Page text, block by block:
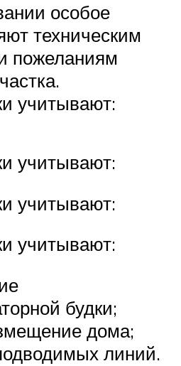
особое
техническим
пожеланиям
учитывают:
учитывают:
учитывают:
учитывают:
будки;
дома;
линий.